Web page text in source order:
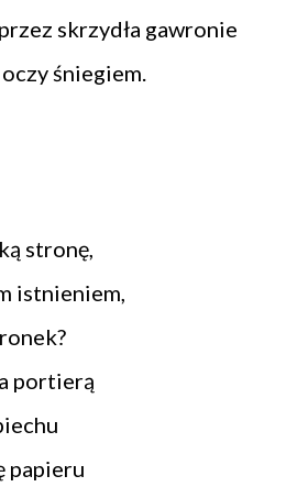
skrzydła gawronie
śniegiem.
stronę,
istnieniem,
portierą
papieru